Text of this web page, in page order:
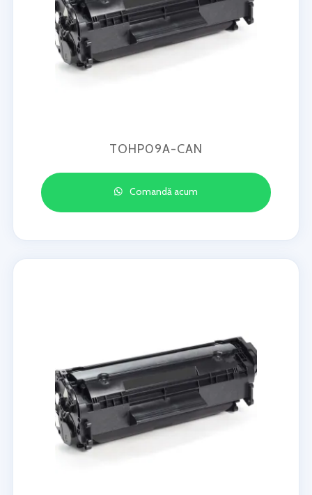
TOHP09A-CAN
Comandă acum